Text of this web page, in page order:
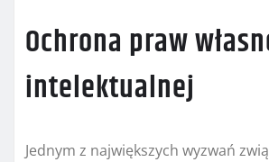
Ochrona praw
intelektualnej
Jednym z największych wyzwań